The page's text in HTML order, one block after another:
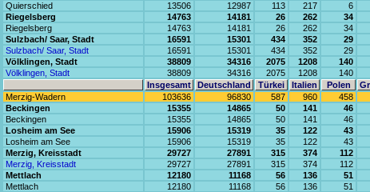
Quierschied
13506 12987 113 217 6
Riegelsberg
14763 14181 26 262 34
Riegelsberg
14763 14181 26 262 34
Sulzbach/ Saar, Stadt
16591 15301 434 352 29
Sulzbach/ Saar, Stadt
16591 15301 434 352 29
Völklingen, Stadt
38809 34316 2075 1208 140
Völklingen, Stadt
38809 34316 2075 1208 140
Insgesamt
Deutschland Türkei Italien Polen
Merzig-Wadern
103636 96830 587 960 458
Beckingen
15355 14865 50 141 46
Beckingen
15355 14865 50 141 46
Losheim am See
15906 15319 35 122 43
Losheim am See
15906 15319 35 122 43
Merzig, Kreisstadt
29727 27891 315 374 112
Merzig, Kreisstadt
29727 27891 315 374 112
Mettlach
12180 11168 56 136 51
Mettlach
12180 11168 56 136 51